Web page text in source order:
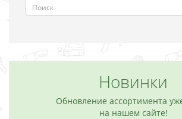
Новинки
Обновление ассортимента
на нашем сайте!